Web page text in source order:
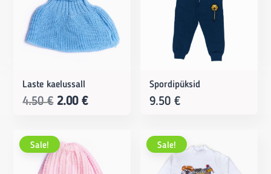
Laste kaelussall
4.50€ Original
was:
4.50 €.
2.00€Current
2.00 €.
Spordipüksid
9.50€
Sale! Sale!